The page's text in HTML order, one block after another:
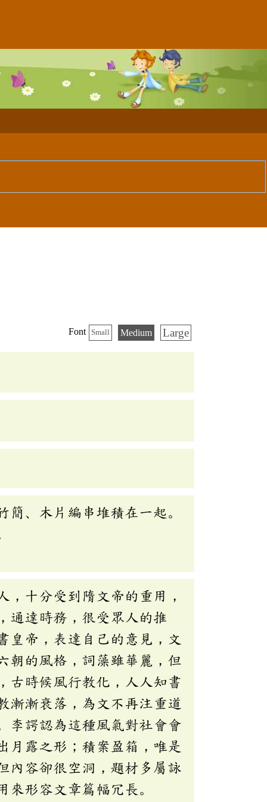
Font Small Medium Large
、木片編串堆積在一起。
十分受到隋文帝的重用，
通達時務，很受眾人的推
皇帝，表達自己的意見，文
朝的風格，詞藻雖華麗，但
古時候風行教化，人人知書
漸漸衰落，為文不再注重道
李諤認為這種風氣對社會會
月露之形；積案盈箱，唯是
內容卻很空洞，題材多屬詠
形容文章篇幅冗長。